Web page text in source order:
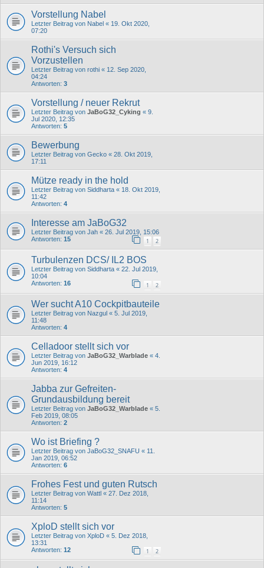
Vorstellung Nabel
Letzter Beitrag von Nabel « 19. Okt 2020,
07:20
Rothi's Versuch sich
Vorzustellen
Letzter Beitrag von rothi « 12. Sep 2020,
04:24
Antworten: 3
Vorstellung / neuer Rekrut
Letzter Beitrag von JaBoG32_Cyking « 9.
Jul 2020, 12:35
Antworten: 5
Bewerbung
Letzter Beitrag von Gecko « 28. Okt 2019,
17:11
Mütze ready in the hold
Letzter Beitrag von Siddharta « 18. Okt 2019,
11:42
Antworten: 4
Interesse am JaBoG32
Letzter Beitrag von Jah « 26. Jul 2019, 15:06
Antworten: 15 1 2
Turbulenzen DCS/ IL2 BOS
Letzter Beitrag von Siddharta « 22. Jul 2019,
10:04
Antworten: 16 1 2
Wer sucht A10 Cockpitbauteile
Letzter Beitrag von Nazgul « 5. Jul 2019,
11:48
Antworten: 4
Celladoor stellt sich vor
Letzter Beitrag von JaBoG32_Warblade « 4.
Jun 2019, 16:12
Antworten: 4
Jabba zur Gefreiten-
Grundausbildung bereit
Letzter Beitrag von JaBoG32_Warblade « 5.
Feb 2019, 08:05
Antworten: 2
Wo ist Briefing ?
Letzter Beitrag von JaBoG32_SNAFU « 11.
Jan 2019, 06:52
Antworten: 6
Frohes Fest und guten Rutsch
Letzter Beitrag von Wattl « 27. Dez 2018,
11:14
Antworten: 5
XploD stellt sich vor
Letzter Beitrag von XploD « 5. Dez 2018,
13:31
Antworten: 12 1 2